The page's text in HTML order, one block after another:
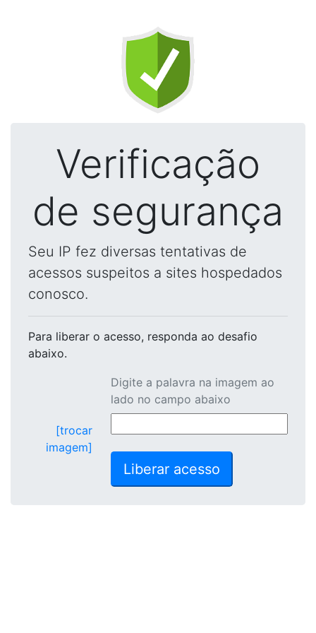
Verificação
de segurança
Seu IP fez diversas tentativas de
acessos suspeitos a sites hospedados
conosco.
Para liberar o acesso, responda ao desafio
abaixo.
[trocar
imagem]
Digite a palavra na imagem ao
lado no campo abaixo